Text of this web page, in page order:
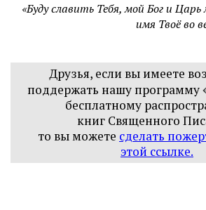
«Буду славить Тебя, мой Бог и Царь
имя Твоё во
Друзья, если вы имеете
поддержать нашу программу
бесплатному
книг Священного
то вы можете сделать
этой ссылке.